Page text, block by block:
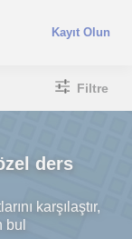
Kayıt Olun
Filtre
ders
karşılaştır,
bul